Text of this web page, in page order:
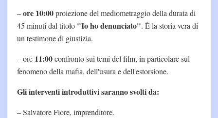
–ore 10:00proiezione del mediometraggio della durata di
45 minuti dal titolo "Io ho denunciato". È la storia vera di
un testimone di giustizia.
– ore 11:00confronto sui temi del film, in particolare sul
fenomeno della mafia, dell'usura e dell'estorsione.
Gli interventi introduttivi saranno svolti da:
– Salvatore Fiore, imprenditore.